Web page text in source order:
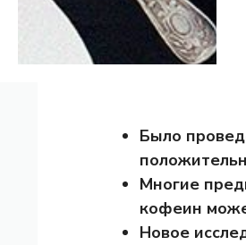
Было
Многие
кофеин
Новое